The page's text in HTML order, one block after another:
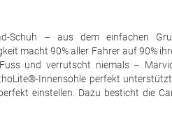
Schuh – aus dem einfachen
macht 90% aller Fahrer auf 90%
und verrutscht niemals –
Innensohle perfekt
einstellen. Dazu besticht die